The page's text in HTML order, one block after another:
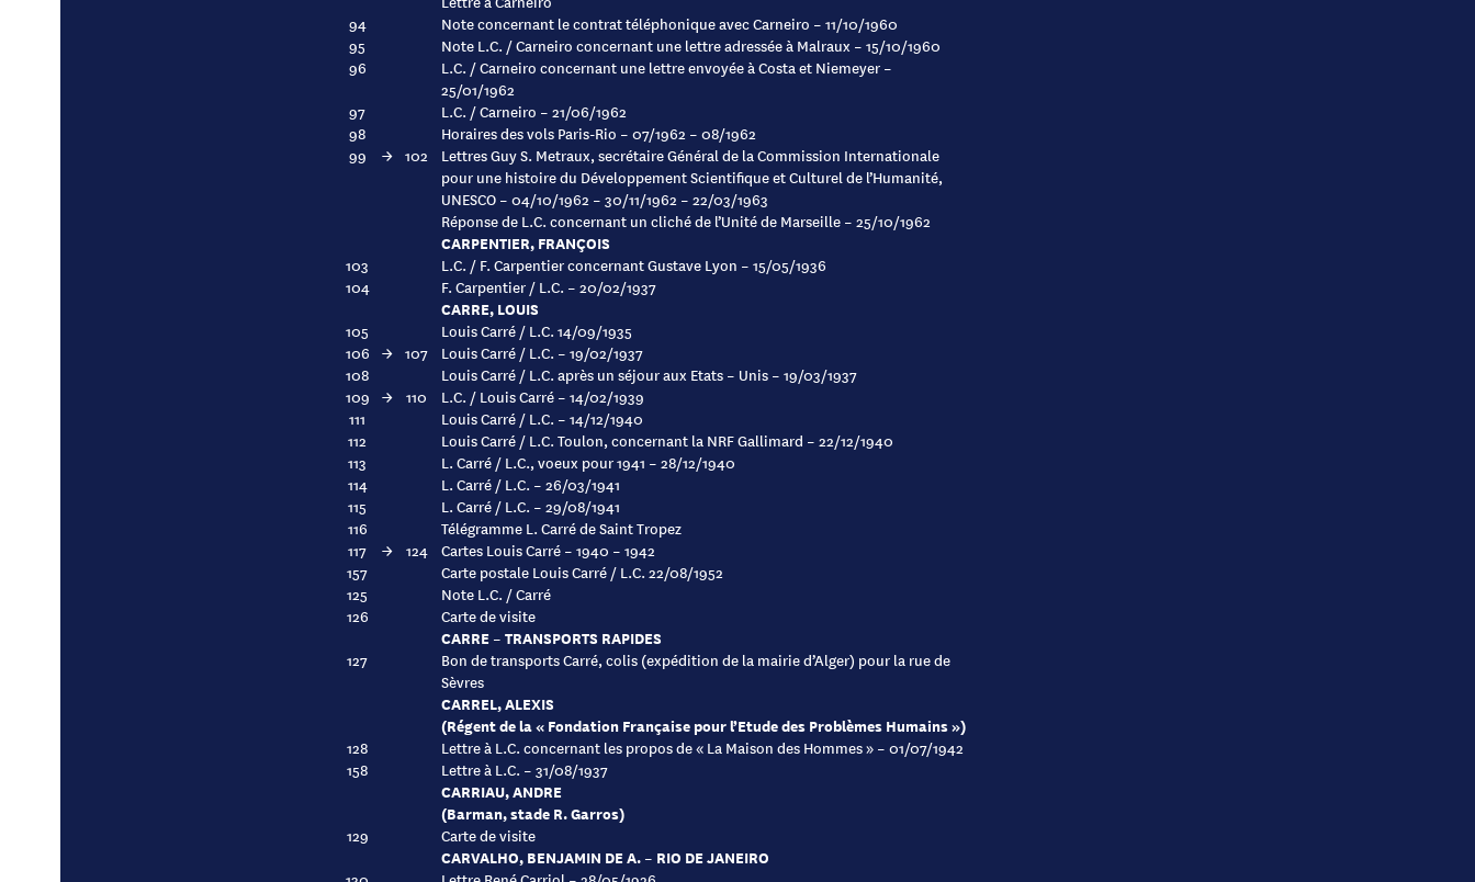
94
Note concernant le contrat téléphonique avec Carneiro – 11/10/1960
95
Note L.C. / Carneiro concernant une lettre adressée à Malraux – 15/10/1960
96
L.C. / Carneiro concernant une lettre envoyée à Costa et Niemeyer –
25/01/1962
97
L.C. / Carneiro – 21/06/1962
98
Horaires des vols Paris-Rio – 07/1962 – 08/1962
99
→ 102
Lettres Guy S. Metraux, secrétaire Général de la Commission Internationale
pour une histoire du Développement Scientifique et Culturel de l’Humanité,
UNESCO – 04/10/1962 – 30/11/1962 – 22/03/1963
Réponse de L.C. concernant un cliché de l’Unité de Marseille – 25/10/1962
CARPENTIER, FRANÇOIS
103
L.C. / F. Carpentier concernant Gustave Lyon – 15/05/1936
104
F. Carpentier / L.C. – 20/02/1937
CARRE, LOUIS
105
Louis Carré / L.C. 14/09/1935
106 → 107
Louis Carré / L.C. – 19/02/1937
108
Louis Carré / L.C. après un séjour aux Etats – Unis – 19/03/1937
109 → 110
L.C. / Louis Carré – 14/02/1939
111
Louis Carré / L.C. – 14/12/1940
112
Louis Carré / L.C. Toulon, concernant la NRF Gallimard – 22/12/1940
113
L. Carré / L.C., voeux pour 1941 – 28/12/1940
114
L. Carré / L.C. – 26/03/1941
115
L. Carré / L.C. – 29/08/1941
116
Télégramme L. Carré de Saint Tropez
117
→ 124
Cartes Louis Carré – 1940 – 1942
157
Carte postale Louis Carré / L.C. 22/08/1952
125
Note L.C. / Carré
126
Carte de visite
CARRE – TRANSPORTS RAPIDES
127
Bon de transports Carré, colis (expédition de la mairie d’Alger) pour la rue de
Sèvres
CARREL, ALEXIS
(Régent de la « Fondation Française pour l’Etude des Problèmes Humains »)
128
Lettre à L.C. concernant les propos de « La Maison des Hommes » – 01/07/1942
158
Lettre à L.C. – 31/08/1937
CARRIAU, ANDRE
(Barman, stade R. Garros)
129 Carte de visite
CARVALHO, BENJAMIN DE A. – RIO DE JANEIRO